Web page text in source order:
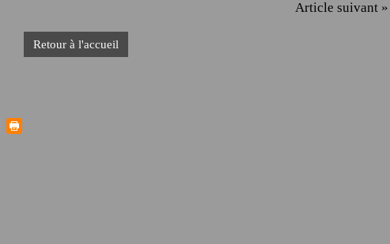
Article suivant »
Retour à l'accueil